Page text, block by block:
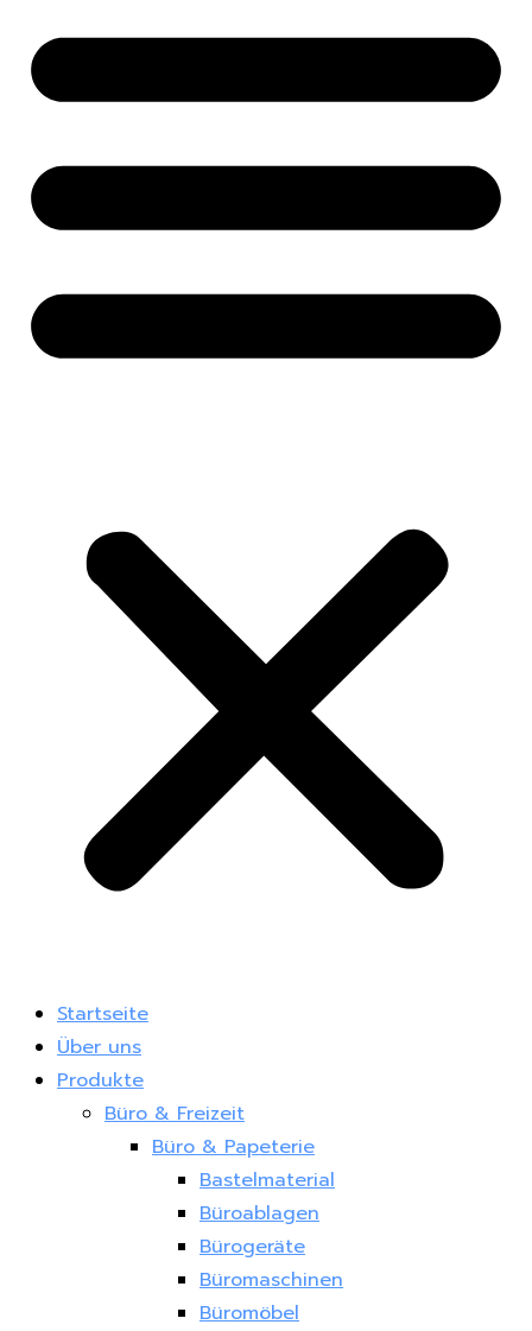
Startseite
Über uns
Produkte
Büro & Freizeit
Büro & Papeterie
Bastelmaterial
Büroablagen
Bürogeräte
Büromaschinen
Büromöbel